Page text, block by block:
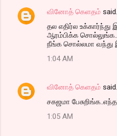
வினோத் கெளதம் said…
தல எதிர்ல
ஆரம்பிக்க சொல்லுங்க..
நீங்க சொல்லமா வந்து
1:04 AM
வினோத் கெளதம் said…
சகஜமா
1:05 AM